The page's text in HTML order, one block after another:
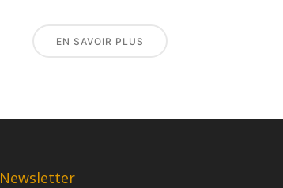
EN SAVOIR PLUS
Newsletter